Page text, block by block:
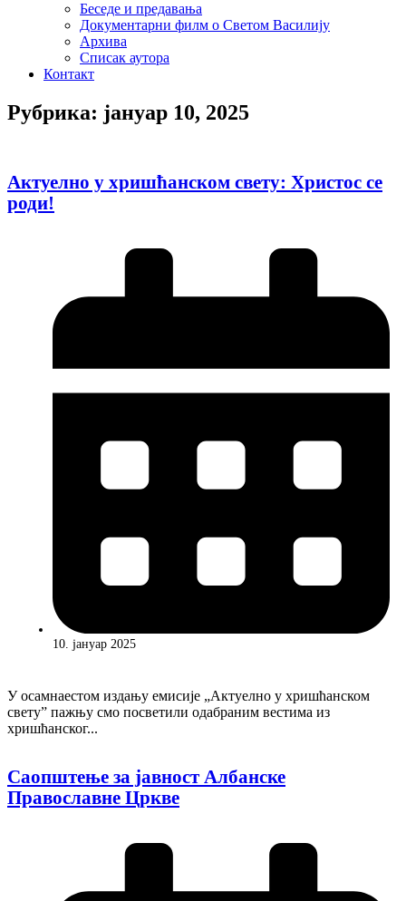
Беседе и предавања
Документарни филм о Светом Василију
Архива
Списак аутора
Контакт
Рубрика: јануар 10, 2025
Актуелно у хришћанском свету: Христос се
роди!
10. јануар 2025
У осамнаестом издању емисије „Актуелно у хришћанском
светуˮ пажњу смо посветили одабраним вестима из
хришћанског...
Саопштење за јавност Албанске
Православне Цркве